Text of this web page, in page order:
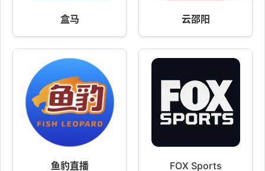
盒马 云邵阳
鱼豹直播 FOX Sports